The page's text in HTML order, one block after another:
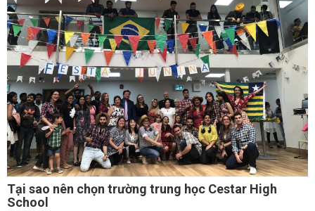
Tại sao nên chọn trường trung học Cestar High
School